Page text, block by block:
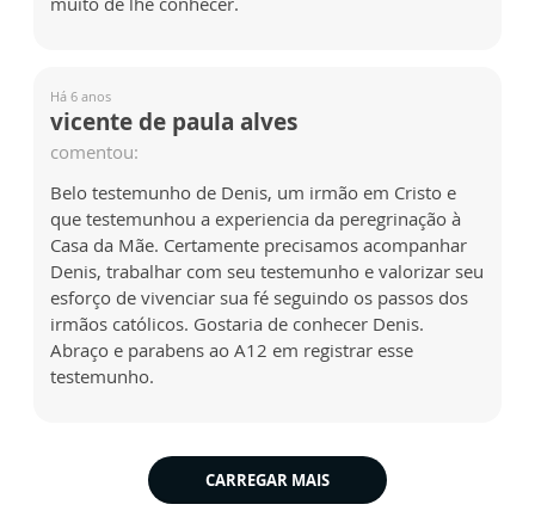
Há 6 anos
vicente de paula alves
comentou:
Belo testemunho de Denis, um irmão em Cristo e
que testemunhou a experiencia da peregrinação à
Casa da Mãe. Certamente precisamos acompanhar
Denis, trabalhar com seu testemunho e valorizar seu
esforço de vivenciar sua fé seguindo os passos dos
irmãos católicos. Gostaria de conhecer Denis.
Abraço e parabens ao A12 em registrar esse
testemunho.
CARREGAR MAIS